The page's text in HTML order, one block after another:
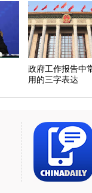
政府工作报告中
用的三字表达